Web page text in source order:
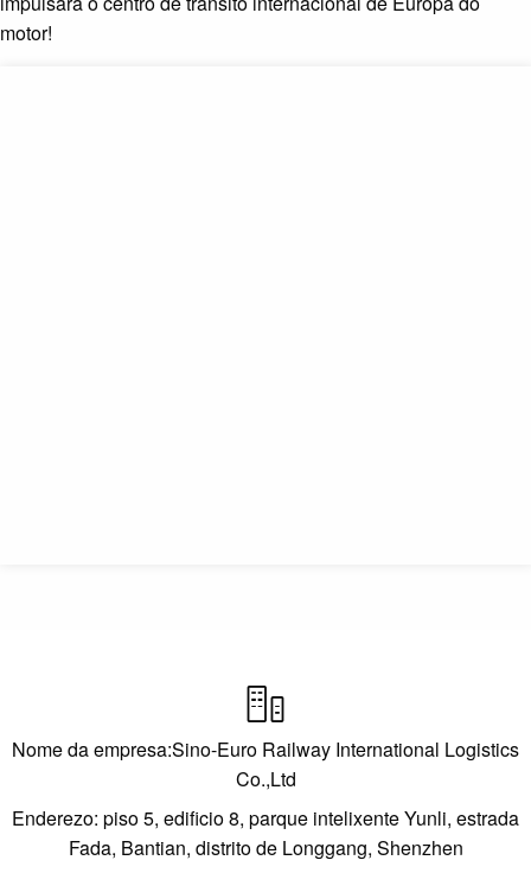
motor!

Nome da empresa:Sino-Euro Railway International Logistics
Co.,Ltd
Enderezo: piso 5, edificio 8, parque intelixente Yunli, estrada
Fada, Bantian, distrito de Longgang, Shenzhen